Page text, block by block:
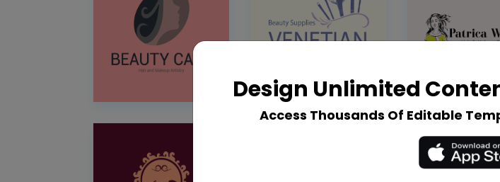
Design Unlimited
Access Thousands Of Editable